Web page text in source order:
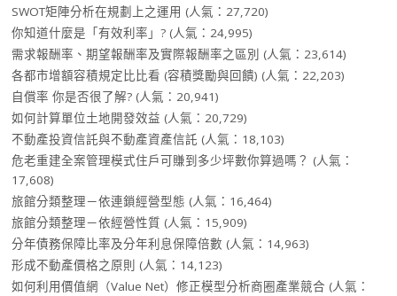
SWOT矩陣分析在規劃上之運用 (人氣：27,720)
你知道什麼是「有效利率」? (人氣：24,995)
需求報酬率、期望報酬率及實際報酬率之區別 (人氣：23,614)
各都市增額容積規定比比看 (容積獎勵與回饋) (人氣：22,203)
自償率 你是否很了解? (人氣：20,941)
如何計算單位土地開發效益 (人氣：20,729)
不動產投資信託與不動產資產信託 (人氣：18,103)
危老重建全案管理模式住戶可賺到多少坪數你算過嗎？ (人氣：
17,608)
旅館分類整理－依連鎖經營型態 (人氣：16,464)
旅館分類整理－依經營性質 (人氣：15,909)
分年債務保障比率及分年利息保障倍數 (人氣：14,963)
形成不動產價格之原則 (人氣：14,123)
如何利用價值網（Value Net）修正模型分析商圈產業競合 (人氣：